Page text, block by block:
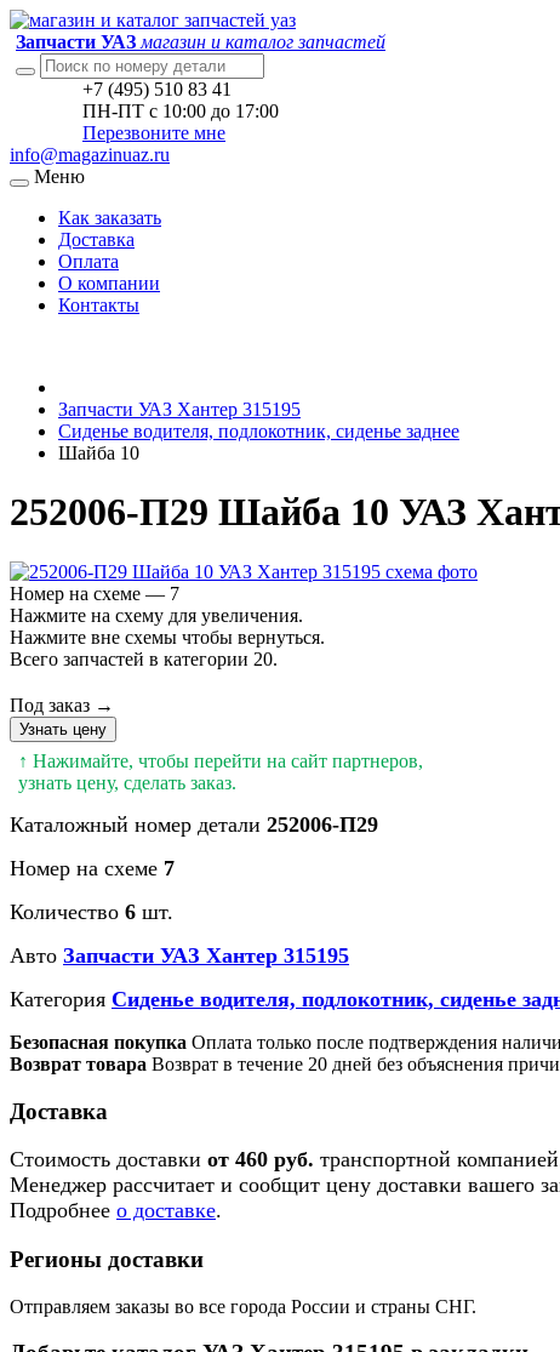
Запчасти УАЗ магазин и каталог запчастей
+7 (495) 510 83 41
ПН-ПТ с 10:00 до 17:00
Перезвоните мне
info@magazinuaz.ru
Меню
Как заказать
Доставка
Оплата
О компании
Контакты
Запчасти УАЗ Хантер 315195
Сиденье водителя, подлокотник, сиденье заднее
Шайба 10
252006-П29 Шайба 10 УАЗ
Номер на схеме — 7
Нажмите на схему для увеличения.
Нажмите вне схемы чтобы вернуться.
Всего запчастей в категории 20.
Под заказ →
Узнать цену
↑ Нажимайте, чтобы перейти на сайт партнеров,
узнать цену, сделать заказ.
Каталожный номер детали 252006-П29
Номер на схеме 7
Количество 6 шт.
Авто Запчасти УАЗ Хантер 315195
Категория Сиденье водителя, подлокотник, сиденье
Безопасная покупка Оплата только после подтверждения
Возврат товара Возврат в течение 20 дней без объяснения
Доставка
Стоимость доставки от 460 руб. транспортной
Менеджер рассчитает и сообщит цену доставки вашего
Подробнее о доставке.
Регионы доставки
Отправляем заказы во все города России и страны СНГ.